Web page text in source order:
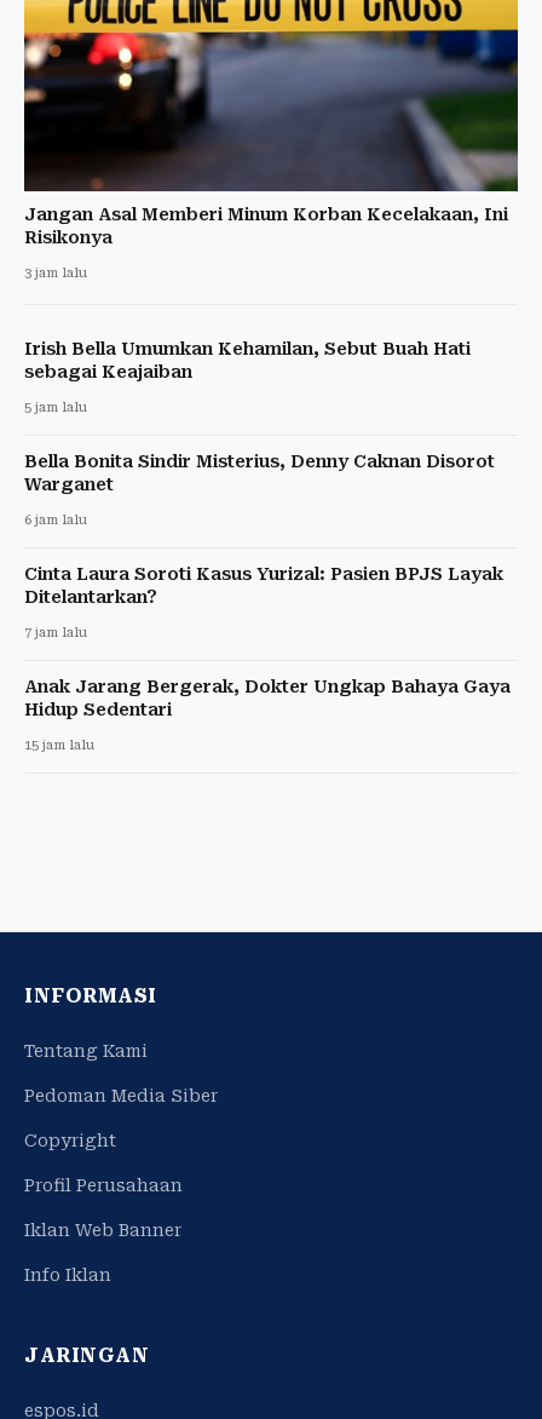
Jangan Asal Memberi Minum Korban Kecelakaan, Ini
Risikonya
3 jam lalu
Irish Bella Umumkan Kehamilan, Sebut Buah Hati
sebagai Keajaiban
5 jam lalu
Bella Bonita Sindir Misterius, Denny Caknan Disorot
Warganet
6 jam lalu
Cinta Laura Soroti Kasus Yurizal: Pasien BPJS Layak
Ditelantarkan?
7 jam lalu
Anak Jarang Bergerak, Dokter Ungkap Bahaya Gaya
Hidup Sedentari
15 jam lalu
INFORMASI
Tentang Kami
Pedoman Media Siber
Copyright
Profil Perusahaan
Iklan Web Banner
Info Iklan
JARINGAN
espos.id